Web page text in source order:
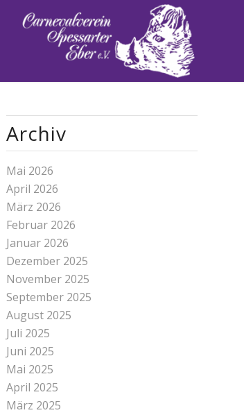
Archiv
Mai 2026
April 2026
März 2026
Februar 2026
Januar 2026
Dezember 2025
November 2025
September 2025
August 2025
Juli 2025
Juni 2025
Mai 2025
April 2025
März 2025